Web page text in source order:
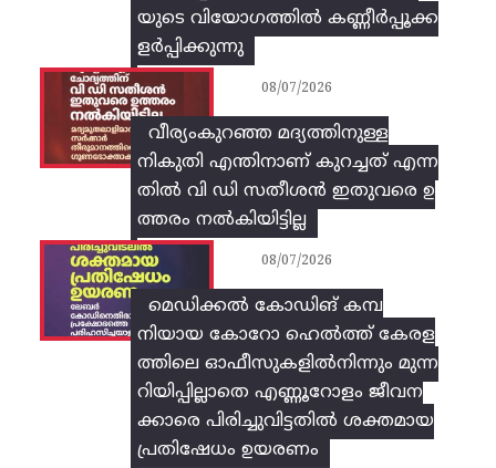
യുടെ വിയോഗത്തിൽ കണ്ണീർപ്പൂക്ക
ളർപ്പിക്കുന്നു
വീര്യംകുറഞ്ഞ മദ്യത്തിനുള്ള
നികുതി എന്തിനാണ് കുറച്ചത് എന്ന
തിൽ വി ഡി സതീശൻ ഇതുവരെ ഉ
ത്തരം നൽകിയിട്ടില്ല
08/07/2026
മെഡിക്കൽ കോഡിങ് കമ്പ
നിയായ കോറോ ഹെൽത്ത് കേരള
ത്തിലെ ഓഫീസുകളിൽനിന്നും മുന്ന
റിയിപ്പില്ലാതെ എണ്ണൂറോളം ജീവന
ക്കാരെ പിരിച്ചുവിട്ടതിൽ‌ ശക്തമായ
പ്രതിഷേധം ഉയരണം
08/07/2026